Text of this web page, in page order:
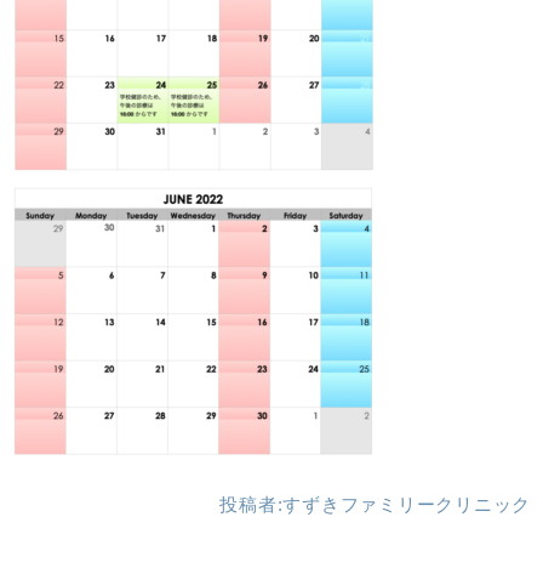
投稿者:すずきファミリークリニック